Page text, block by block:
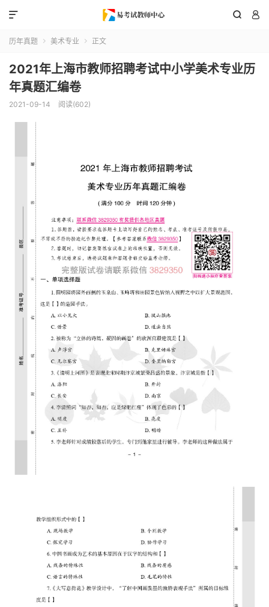
 

历年真题  美术专业  正文
2021年上海市教师招聘考试中小学美术专业历
年真题汇编卷
2021-09-14 阅读(602)